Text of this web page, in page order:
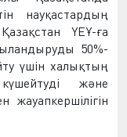
науқастардың
ҮЕҰ-ға
50%-
үшін халықтың
және